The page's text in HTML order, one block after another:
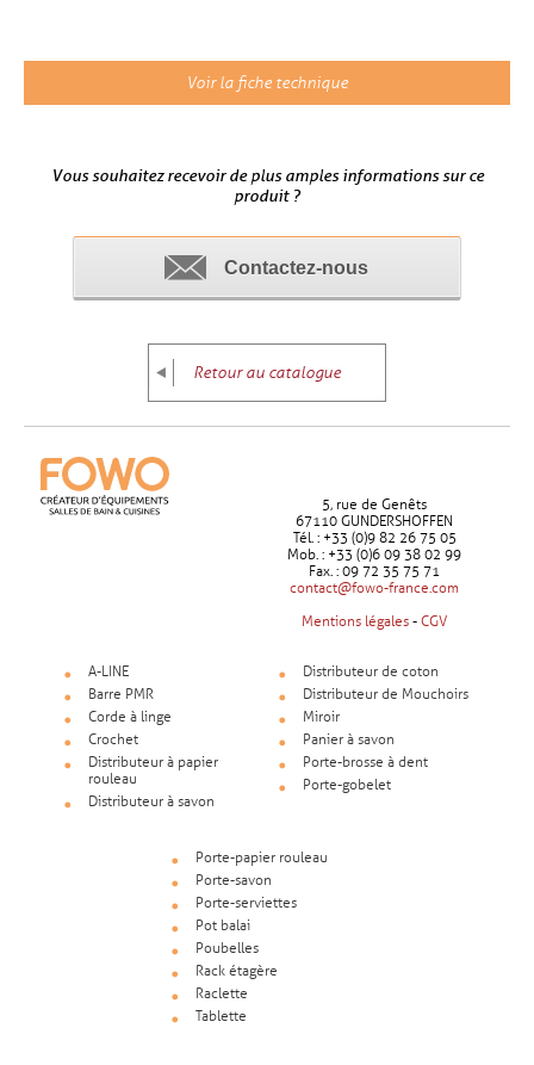
Voir la fiche technique
Vous souhaitez recevoir de plus amples informations sur ce
produit ?
Contactez-nous
Retour au catalogue
5, rue de Genêts
67110 GUNDERSHOFFEN
Tél. : +33 (0)9 82 26 75 05
Mob. : +33 (0)6 09 38 02 99
Fax. : 09 72 35 75 71
contact@fowo-france.com
Mentions légales - CGV
A-LINE
Barre PMR
Corde à linge
Crochet
Distributeur à papier
rouleau
Distributeur à savon
Distributeur de coton
Distributeur de Mouchoirs
Miroir
Panier à savon
Porte-brosse à dent
Porte-gobelet
Porte-papier rouleau
Porte-savon
Porte-serviettes
Pot balai
Poubelles
Rack étagère
Raclette
Tablette